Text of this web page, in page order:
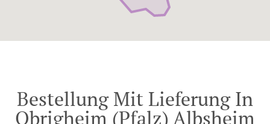
Bestellung Mit Lieferung In
Obrigheim (Pfalz) Albsheim